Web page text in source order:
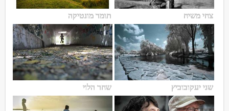
צחי משיח תומר מונטיקה
שני יעקובוביץ שחר הלוי